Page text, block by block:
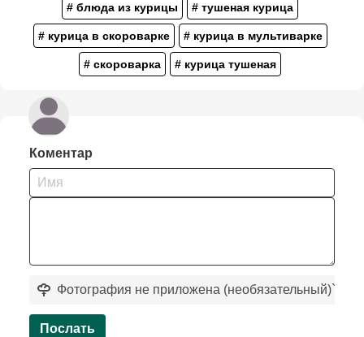
# блюда из курицы # тушеная курица
# курица в скороварке # курица в мультиварке
# скороварка # курица тушеная
Коментар
Фотография не приложена (необязательный)`
Послать